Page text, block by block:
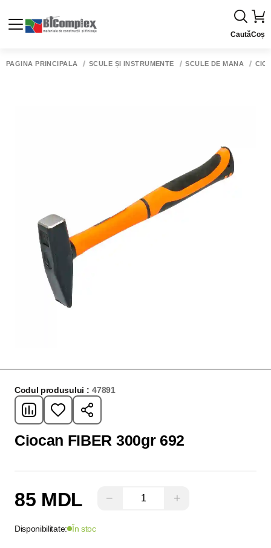
CautăCoș
PAGINA PRINCIPALĂ SCULE ȘI INSTRUMENTE SCULE DE MÂNĂ
Codul produsului : 47891
Ciocan FIBER 300gr 692
85 MDL − +
Disponibilitate: În stoc